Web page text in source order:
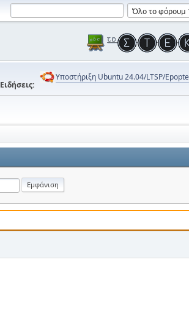
Ειδήσεις:
Υποστήριξη Ubuntu 24.04/LTSP/